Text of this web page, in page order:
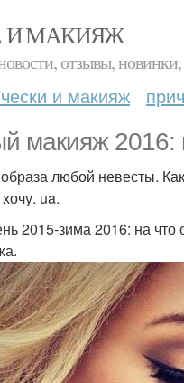
И МАКИЯЖ
отзывы,
и макияж
макияж 2016:
любой невесты.
ua.
2015-зима 2016: на что